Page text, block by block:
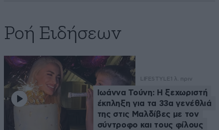
Ροή Ειδήσεων
LIFESTYLE 1 λ. πριν
Ιωάννα Τούνη: Η ξεχωριστή
έκπληξη για τα 33α γενέθλιά
της στις Μαλδίβες με τον
σύντροφο και τους φίλους